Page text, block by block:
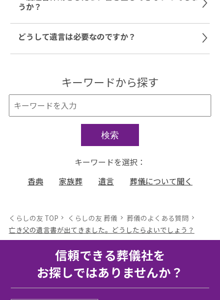
うか？
どうして遺言は必要なのですか？
キーワードから探す
検索
キーワードを選択：
香典
家族葬 遺言 葬儀について聞く
くらしの友 TOP くらしの友 葬儀
葬儀のよくある質問
亡き父の遺言書が出てきました。どうしたらよいでしょう？
信頼できる葬儀社を
お探しではありませんか？